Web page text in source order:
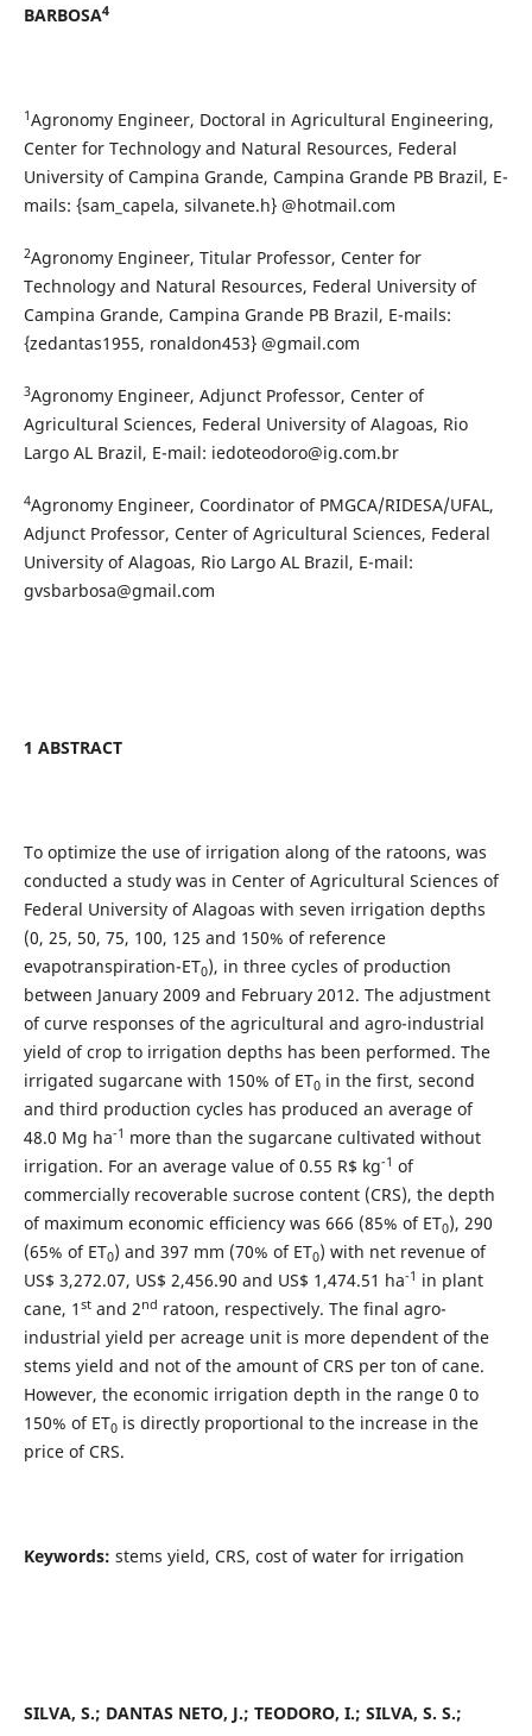
BARBOSA4
1Agronomy Engineer, Doctoral in Agricultural Engineering,
Center for Technology and Natural Resources, Federal
University of Campina Grande, Campina Grande PB Brazil, E-
mails: {sam_capela, silvanete.h} @hotmail.com
2Agronomy Engineer, Titular Professor, Center for
Technology and Natural Resources, Federal University of
Campina Grande, Campina Grande PB Brazil, E-mails:
{zedantas1955, ronaldon453} @gmail.com
3Agronomy Engineer, Adjunct Professor, Center of
Agricultural Sciences, Federal University of Alagoas, Rio
Largo AL Brazil, E-mail: iedoteodoro@ig.com.br
4Agronomy Engineer, Coordinator of PMGCA/RIDESA/UFAL,
Adjunct Professor, Center of Agricultural Sciences, Federal
University of Alagoas, Rio Largo AL Brazil, E-mail:
gvsbarbosa@gmail.com
1 ABSTRACT
To optimize the use of irrigation along of the ratoons, was
conducted a study was in Center of Agricultural Sciences of
Federal University of Alagoas with seven irrigation depths
(0, 25, 50, 75, 100, 125 and 150% of reference
evapotranspiration-ET0), in three cycles of production
between January 2009 and February 2012. The adjustment
of curve responses of the agricultural and agro-industrial
yield of crop to irrigation depths has been performed. The
irrigated sugarcane with 150% of ET0in the first, second
and third production cycles has produced an average of
48.0 Mg ha-1 more than the sugarcane cultivated without
irrigation. For an average value of 0.55 R$ kg-1 of
commercially recoverable sucrose content (CRS), the depth
of maximum economic efficiency was 666 (85% of ET0), 290
(65% of ET0) and 397 mm (70% of ET0) with net revenue of
US$ 3,272.07, US$ 2,456.90 and US$ 1,474.51 ha-1 in plant
cane, 1 stand 2nd ratoon, respectively. The final agro-
industrial yield per acreage unit is more dependent of the
stems yield and not of the amount of CRS per ton of cane.
However, the economic irrigation depth in the range 0 to
150% of ET0is directly proportional to the increase in the
price of CRS.
Keywords: stems yield, CRS, cost of water for irrigation
SILVA, S.; DANTAS NETO, J.; TEODORO, I.; SILVA, S. S.;